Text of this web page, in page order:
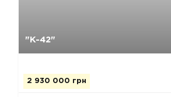
"К-42"
2 930 000 грн